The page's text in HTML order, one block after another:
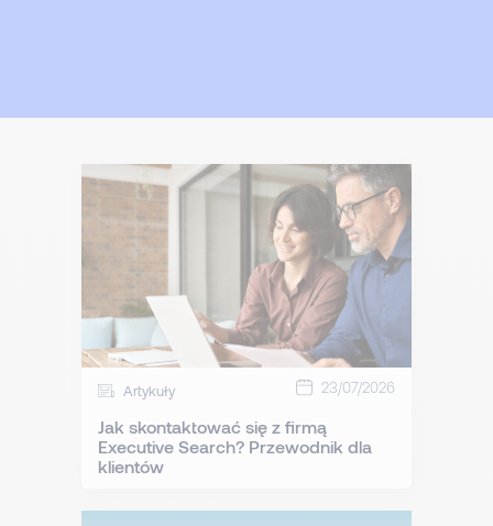
Artykuły 23/07/2026
Jak skontaktować się z firmą
Executive Search? Przewodnik dla
klientów